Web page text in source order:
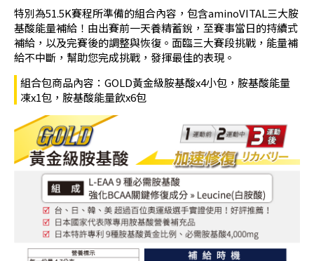
特別為51.5K賽程所準備的組合內容，包含aminoVITAL三大胺
基酸能量補給！由出賽前一天養精蓄銳，至賽事當日的持續式
補給，以及完賽後的調整與恢復。面臨三大賽段挑戰，能量補
給不中斷，幫助您完成挑戰，發揮最佳的表現。
組合包商品內容：GOLD黃金級胺基酸x4小包，胺基酸能量
凍x1包，胺基酸能量飲x6包